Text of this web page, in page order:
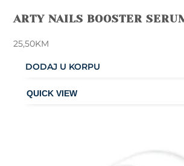
ARTY NAILS BOOSTER
25,50KM
DODAJ U KORPU